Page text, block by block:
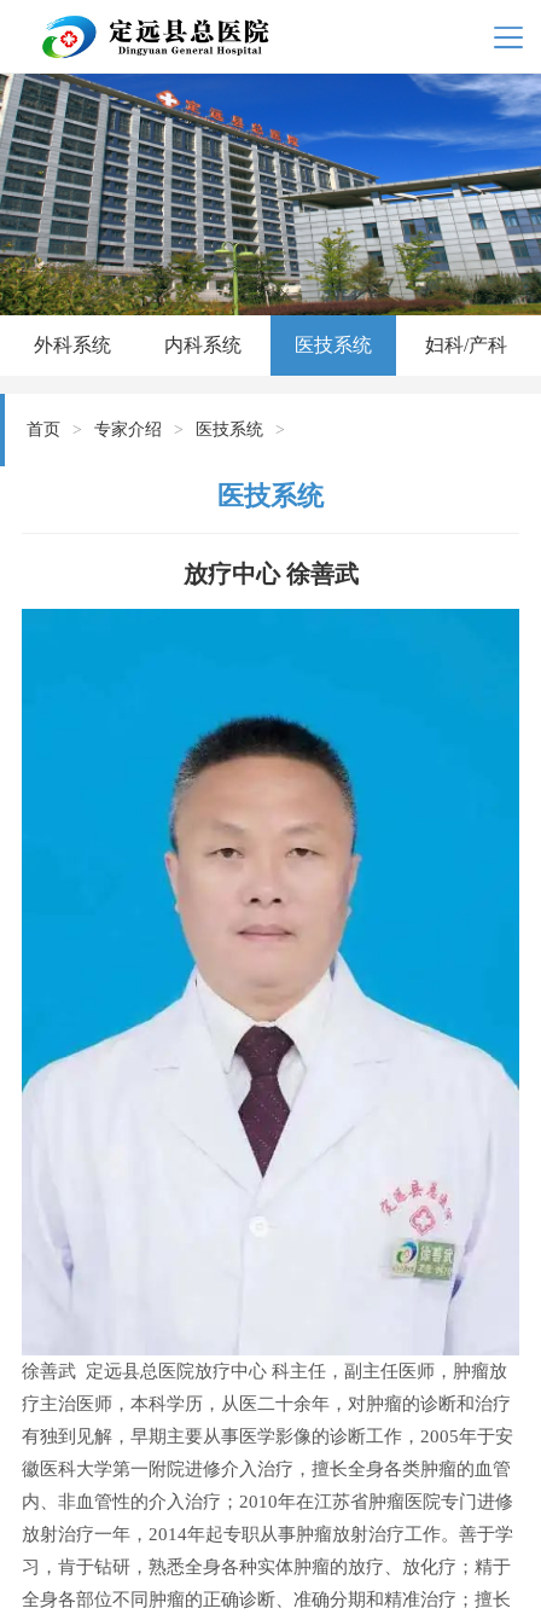
外科系统 内科系统 医技系统 妇科/产科
首页 > 专家介绍 > 医技系统 >
医技系统
放疗中心 徐善武
徐善武 定远县总医院放疗中心 科主任，副主任医师，肿瘤放
疗主治医师，本科学历，从医二十余年，对肿瘤的诊断和治疗
有独到见解，早期主要从事医学影像的诊断工作，2005年于安
徽医科大学第一附院进修介入治疗，擅长全身各类肿瘤的血管
内、非血管性的介入治疗；2010年在江苏省肿瘤医院专门进修
放射治疗一年，2014年起专职从事肿瘤放射治疗工作。善于学
习，肯于钻研，熟悉全身各种实体肿瘤的放疗、放化疗；精于
全身各部位不同肿瘤的正确诊断、准确分期和精准治疗；擅长